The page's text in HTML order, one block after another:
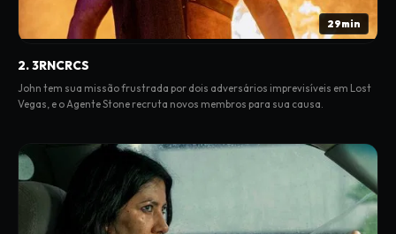
29min
2. 3RNCRCS
John tem sua missão frustrada por dois adversários imprevisíveis em Lost
Vegas, e o Agente Stone recruta novos membros para sua causa.